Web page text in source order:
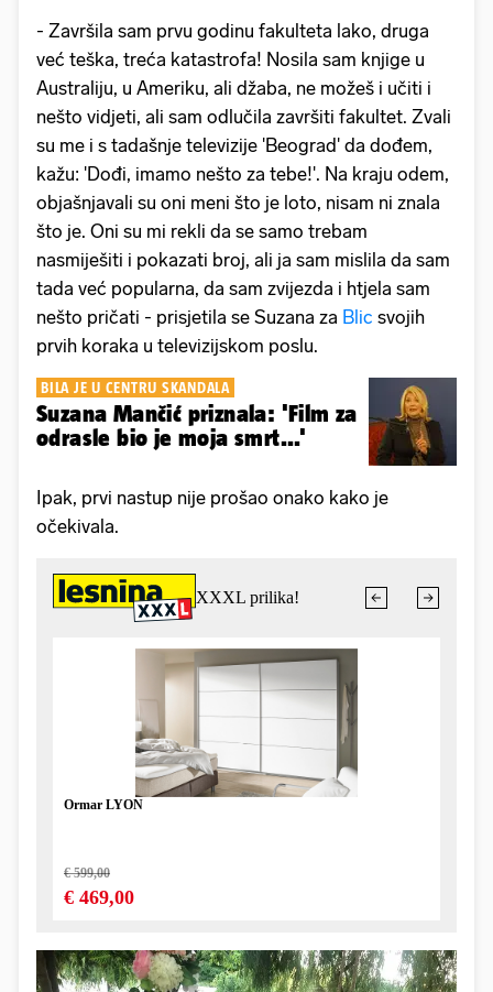
- Završila sam prvu godinu fakulteta lako, druga
već teška, treća katastrofa! Nosila sam knjige u
Australiju, u Ameriku, ali džaba, ne možeš i učiti i
nešto vidjeti, ali sam odlučila završiti fakultet. Zvali
su me i s tadašnje televizije 'Beograd' da dođem,
kažu: 'Dođi, imamo nešto za tebe!'. Na kraju odem,
objašnjavali su oni meni što je loto, nisam ni znala
što je. Oni su mi rekli da se samo trebam
nasmiješiti i pokazati broj, ali ja sam mislila da sam
tada već popularna, da sam zvijezda i htjela sam
nešto pričati - prisjetila se Suzana za Blic svojih
prvih koraka u televizijskom poslu.
BILA JE U CENTRU SKANDALA
Suzana Mančić priznala: 'Film za
odrasle bio je moja smrt...'
Ipak, prvi nastup nije prošao onako kako je
očekivala.